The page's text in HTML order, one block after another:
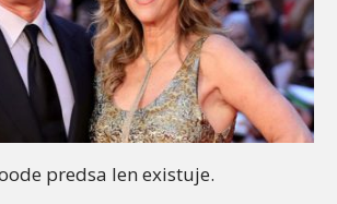
predsa len existuje.